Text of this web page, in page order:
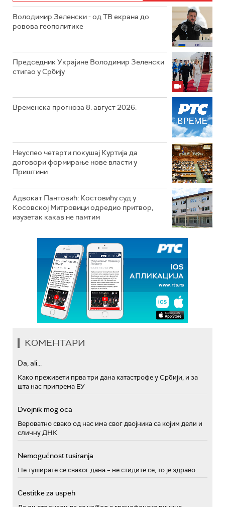
Володимир Зеленски - од ТВ екрана до
ровова геополитике
Председник Украјине Володимир Зеленски
стигао у Србију
Временска прогноза 8. август 2026.
Неуспео четврти покушај Куртија да
договори формирање нове власти у
Приштини
Адвокат Пантовић: Костовићу суд у
Косовској Митровици одредио притвор,
изузетак какав не памтим
КОМЕНТАРИ
Da, ali...
Како преживети прва три дана катастрофе у Србији, и за
шта нас припрема ЕУ
Dvojnik mog oca
Вероватно свако од нас има свог двојника са којим дели и
сличну ДНК
Nemogućnost tusiranja
Не туширате се сваког дана – не стидите се, то је здраво
Cestitke za uspeh